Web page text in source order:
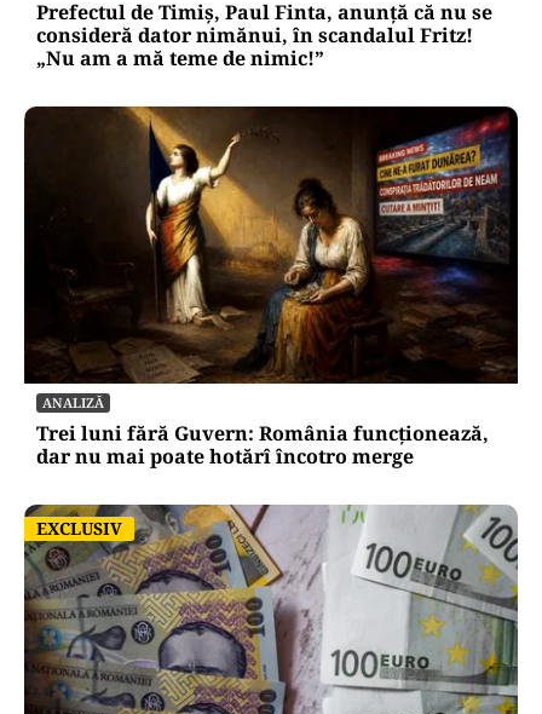
Prefectul de Timiș, Paul Finta, anunță că nu se
consideră dator nimănui, în scandalul Fritz!
„Nu am a mă teme de nimic!”
ANALIZĂ
Trei luni fără Guvern: România funcționează,
dar nu mai poate hotărî încotro merge
EXCLUSIV
EXCLUSIV